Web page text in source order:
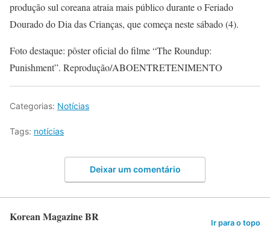
produção sul coreana atraia mais público durante o Feriado
Dourado do Dia das Crianças, que começa neste sábado (4).
Foto destaque: pôster oficial do filme “The Roundup:
Punishment”. Reprodução/ABOENTRETENIMENTO
Categorias: Notícias
Tags: notícias
Deixar um comentário
Korean Magazine BR Ir para o topo